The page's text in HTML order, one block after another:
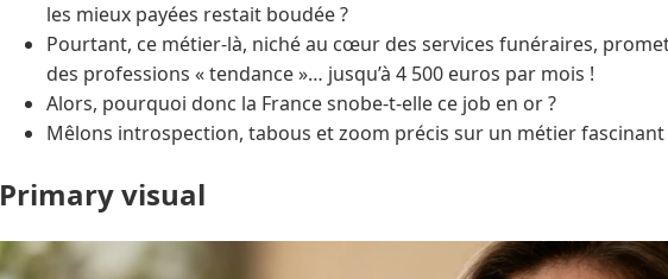
les mieux payées restait boudée ?
Pourtant, ce métier-là, niché au cœur des services funéraires,
des professions « tendance »… jusqu’à 4 500 euros par mois !
Alors, pourquoi donc la France snobe-t-elle ce job en or ?
Mêlons introspection, tabous et zoom précis sur un métier
Primary visual